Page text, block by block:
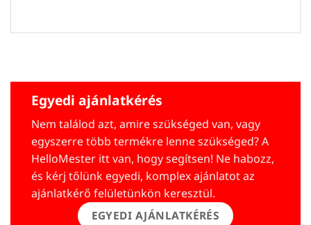
Egyedi ajánlatkérés
Nem találod azt, amire szükséged van, vagy
egyszerre több termékre lenne szükséged? A
HelloMester itt van, hogy segítsen! Ne habozz,
és kérj tőlünk egyedi, komplex ajánlatot az
ajánlatkérő felületünkön keresztül.
EGYEDI AJÁNLATKÉRÉS